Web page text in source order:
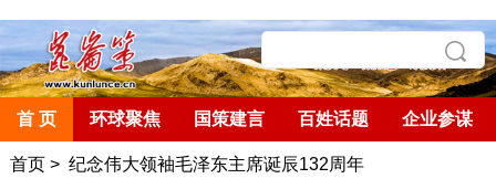
首 页 环球聚焦 国策建言 百姓话题 企业参谋
首页> 纪念伟大领袖毛泽东主席诞辰132周年